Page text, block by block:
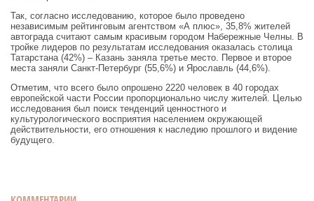
Так, согласно исследованию, которое было проведено
независимым рейтинговым агентством «А плюс», 35,8% жителей
автограда считают самым красивым городом Набережные Челны. В
тройке лидеров по результатам исследования оказалась столица
Татарстана (42%) – Казань заняла третье место. Первое и второе
места заняли Санкт-Петербург (55,6%) и Ярославль (44,6%).
Отметим, что всего было опрошено 2220 человек в 40 городах
европейской части России пропорционально числу жителей. Целью
исследования был поиск тенденций ценностного и
культурологического восприятия населением окружающей
действительности, его отношения к наследию прошлого и видение
будущего.